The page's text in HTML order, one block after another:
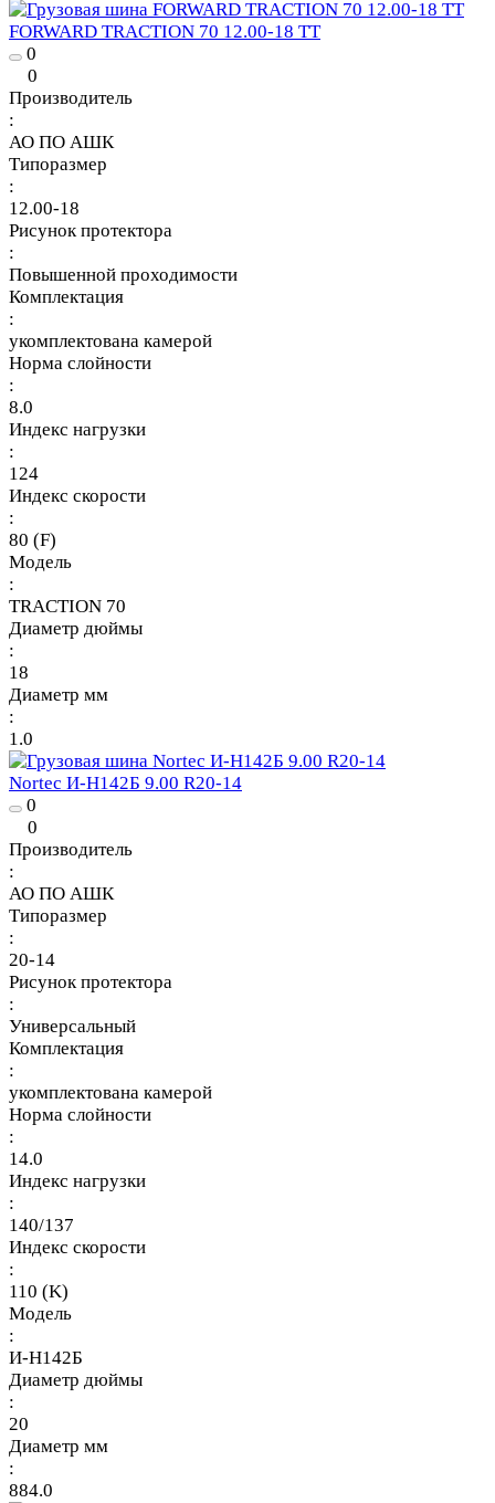
FORWARD TRACTION 70 12.00-18 TT
0
0
Производитель
:
АО ПО АШК
Типоразмер
:
12.00-18
Рисунок протектора
:
Повышенной проходимости
Комплектация
:
укомплектована камерой
Норма слойности
:
8.0
Индекс нагрузки
:
124
Индекс скорости
:
80 (F)
Модель
:
TRACTION 70
Диаметр дюймы
:
18
Диаметр мм
:
1.0
Nortec И-Н142Б 9.00 R20-14
0
0
Производитель
:
АО ПО АШК
Типоразмер
:
20-14
Рисунок протектора
:
Универсальный
Комплектация
:
укомплектована камерой
Норма слойности
:
14.0
Индекс нагрузки
:
140/137
Индекс скорости
:
110 (K)
Модель
:
И-Н142Б
Диаметр дюймы
:
20
Диаметр мм
:
884.0